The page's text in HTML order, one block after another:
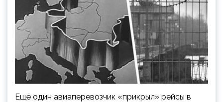
Ещё один авиаперевозчик «прикрыл» рейсы в